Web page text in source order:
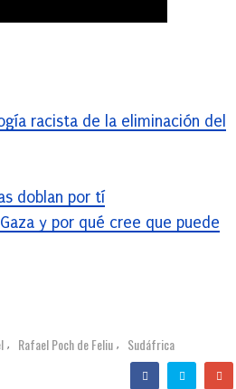
racista de la eliminación del
doblan por tí
y por qué cree que puede
, Rafael Poch de Feliu , Sudáfrica